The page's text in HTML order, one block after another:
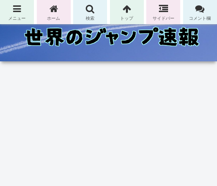
コンテンツへスキップ
メニュー ホーム 検索 トップ サイドバー コメント欄